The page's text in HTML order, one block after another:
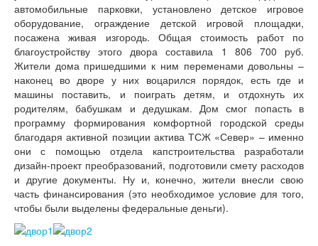
автомобильные парковки, установлено детское игровое
оборудование, ограждение детской игровой площадки,
посажена живая изгородь. Общая стоимость работ по
благоустройству этого двора составила 1 806 700 руб.
Жители дома пришедшими к ним переменами довольны –
наконец во дворе у них воцарился порядок, есть где и
машины поставить, и поиграть детям, и отдохнуть их
родителям, бабушкам и дедушкам. Дом смог попасть в
программу формирования комфортной городской среды
благодаря активной позиции актива ТСЖ «Север» – именно
они с помощью отдела капстроительства разработали
дизайн-проект преобразований, подготовили смету расходов
и другие документы. Ну и, конечно, жители внесли свою
часть финансирования (это необходимое условие для того,
чтобы были выделены федеральные деньги).